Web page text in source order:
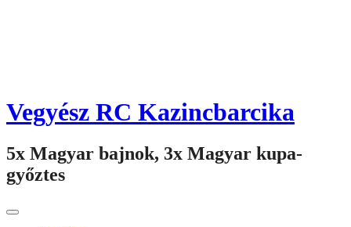
Vegyész RC Kazincbarcika
5x Magyar bajnok, 3x Magyar kupa-
győztes